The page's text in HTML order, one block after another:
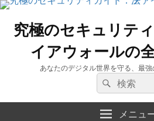
究極のセキュリテ
イアウォールの
あなたのデジタル世界を守る、最強
検
索:
検
索
メニュ